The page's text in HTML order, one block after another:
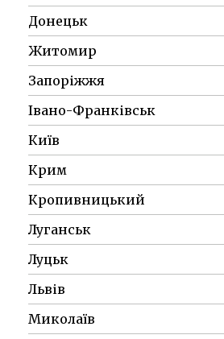
Донецьк
Житомир
Запоріжжя
Івано-Франківськ
Київ
Крим
Кропивницький
Луганськ
Луцьк
Львів
Миколаїв